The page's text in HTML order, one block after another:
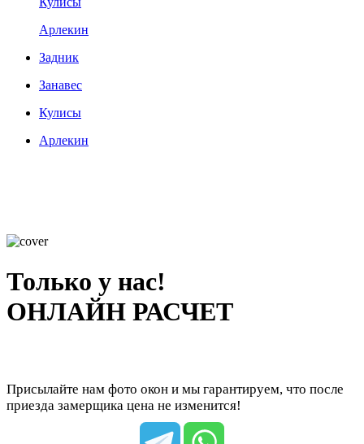
Арлекин
Задник
Занавес
Кулисы
Арлекин
Только у нас!
ОНЛАЙН РАСЧЕТ
Присылайте нам фото окон и мы гарантируем, что после
приезда замерщика цена не изменится!